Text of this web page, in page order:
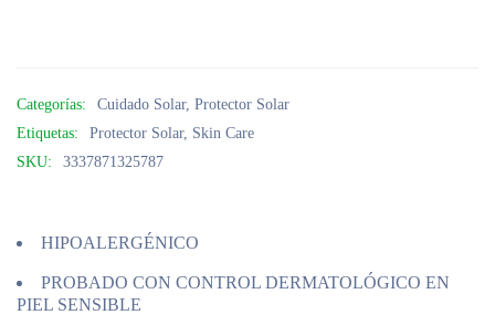
Categorías: Cuidado Solar, Protector Solar
Etiquetas:
Protector Solar, Skin Care
SKU:
3337871325787
HIPOALERGÉNICO
PROBADO CON CONTROL DERMATOLÓGICO EN
PIEL SENSIBLE